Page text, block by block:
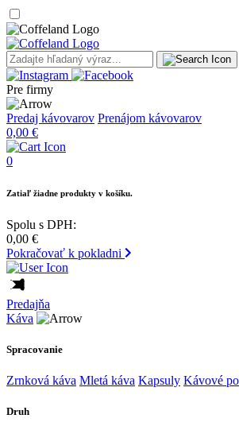
Pre firmy
Predaj kávovarov Prenájom kávovarov
0,00 €
0
Zatiaľ žiadne produkty v košíku.
Spolu s DPH:
0,00 €
Pokračovať k pokladni
Predajňa
Káva
Spracovanie
Zrnková káva Mletá káva Kapsuly Kávové
Druh